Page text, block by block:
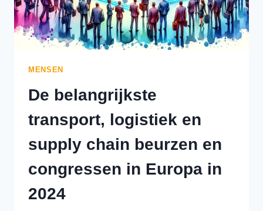
MENSEN
De belangrijkste
transport, logistiek en
supply chain beurzen en
congressen in Europa in
2024